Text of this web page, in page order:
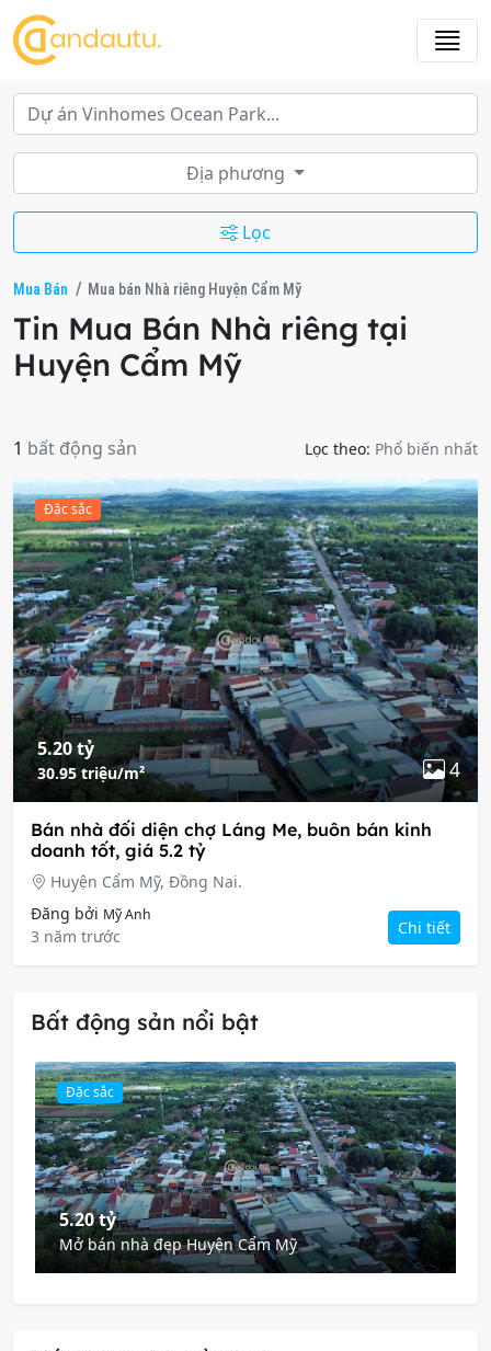
Địa phương
Lọc
Mua Bán Mua bán Nhà riêng Huyện Cẩm Mỹ
Tin Mua Bán Nhà riêng tại
Huyện Cẩm Mỹ
1 bất động sản Lọc theo: Phổ biến nhất
Đặc sắc
5.20 tỷ
30.95 triệu/m² 4
Bán nhà đối diện chợ Láng Me, buôn bán kinh
doanh tốt, giá 5.2 tỷ
Huyện Cẩm Mỹ, Đồng Nai.
Đăng bởi Mỹ Anh
3 năm trước Chi tiết
Bất động sản nổi bật
Đặc sắc
5.20 tỷ
Mở bán nhà đẹp Huyện Cẩm Mỹ